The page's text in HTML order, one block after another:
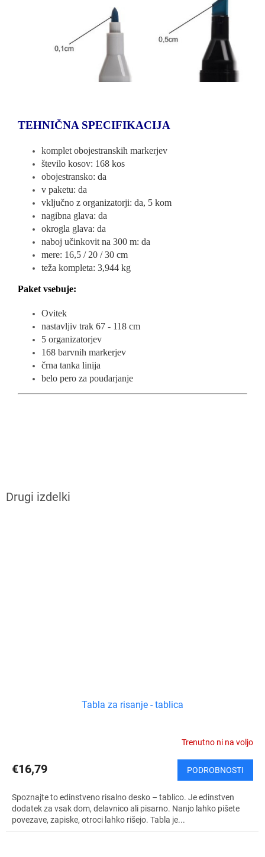
TEHNIČNA SPECIFIKACIJA
komplet obojestranskih markerjev
število kosov: 168 kos
obojestransko: da
v paketu: da
vključno z organizatorji: da, 5 kom
nagibna glava: da
okrogla glava: da
naboj učinkovit na 300 m: da
mere: 16,5 / 20 / 30 cm
teža kompleta: 3,944 kg
Paket vsebuje:
Ovitek
nastavljiv trak 67 - 118 cm
5 organizatorjev
168 barvnih markerjev
črna tanka linija
belo pero za poudarjanje
Tabla za risanje - tablica
Trenutno ni na voljo
€16,79 PODROBNOSTI
Spoznajte to edinstveno risalno desko – tablico. Je edinstven
dodatek za vsak dom, delavnico ali pisarno. Nanjo lahko pišete
povezave, zapiske, otroci lahko rišejo. Tabla je...